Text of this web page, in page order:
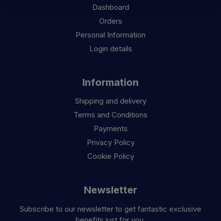
Dashboard
Orders
Personal Information
Login details
Information
Shipping and delivery
Terms and Conditions
Payments
Privacy Policy
Cookie Policy
Newsletter
Subscribe to our newsletter to get fantastic exclusive